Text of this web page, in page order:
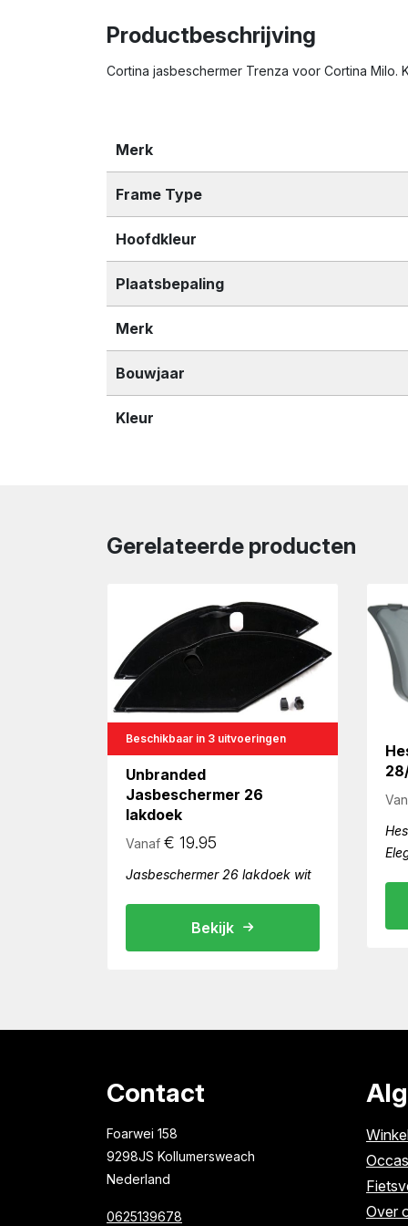
Productbeschrijving
Cortina jasbeschermer Trenza voor Cortina Milo.
Merk
Frame Type
Hoofdkleur
Plaatsbepaling
Merk
Bouwjaar
Kleur
Gerelateerde producten
Beschikbaar in 3 uitvoeringen
Unbranded
Jasbeschermer 26
lakdoek
Vanaf € 19.95
Jasbeschermer 26 lakdoek wit
Bekijk
Contact
Foarwei 158
9298JS Kollumersweach
Nederland
0625139678
Over